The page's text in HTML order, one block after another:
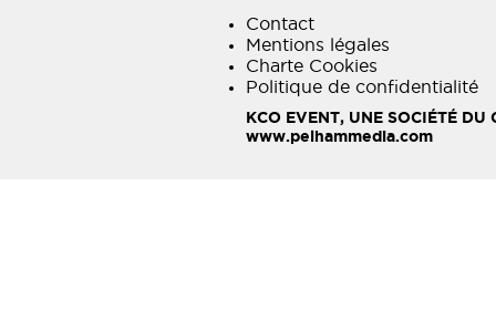
Contact
Mentions légales
Charte Cookies
Politique de confidentialité
KCO EVENT, UNE SOCIÉTÉ
www.pelhammedia.com